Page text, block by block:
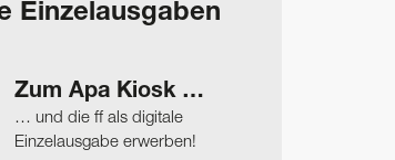
Einzelausgaben
Zum Apa Kiosk …
… und die ff als digitale
Einzelausgabe erwerben!